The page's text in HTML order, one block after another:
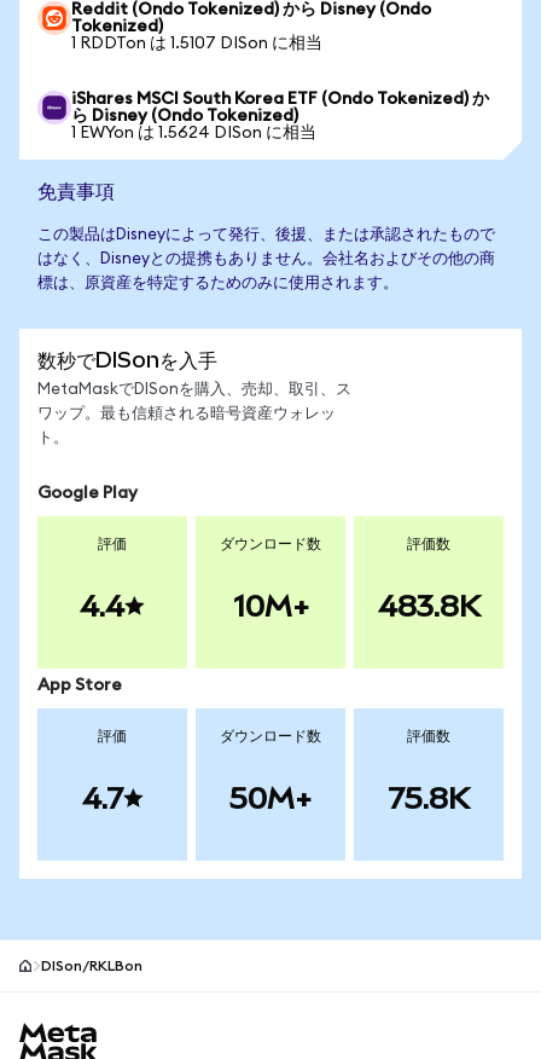
Reddit (Ondo Tokenized) から Disney (Ondo
Tokenized)
1 RDDTon は 1.5107 DISon に相当
iShares MSCI South Korea ETF (Ondo Tokenized) か
ら Disney (Ondo Tokenized)
1 EWYon は 1.5624 DISon に相当
免責事項
この製品はDisneyによって発行、後援、または承認されたもので
はなく、Disneyとの提携もありません。会社名およびその他の商
標は、原資産を特定するためのみに使用されます。
数秒でDISonを入手
MetaMaskでDISonを購入、売却、取引、ス
ワップ。最も信頼される暗号資産ウォレッ
ト。
Google Play
評価
4.4
ダウンロード数
10M+
評価数
483.8K
App Store
評価
4.7
ダウンロード数
50M+
評価数
75.8K
DISon/RKLBon